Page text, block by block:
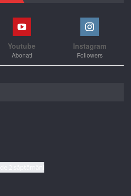
Youtube
Abonați
Instagram
Followers